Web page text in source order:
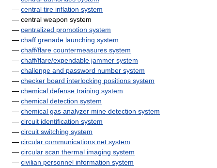
— central tire inflation system
— central weapon system
— centralized promotion system
— chaff grenade launching system
— chaff/flare countermeasures system
— chaff/flare/expendable jammer system
— challenge and password number system
— checker board interlocking positions system
— chemical defense training system
— chemical detection system
— chemical gas analyzer mine detection system
— circuit identification system
— circuit switching system
— circular communications net system
— circular scan thermal imaging system
— civilian personnel information system